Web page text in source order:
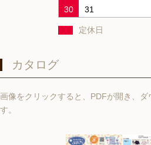
30
31
定休日
カタログ
画像をクリックすると、PDFが開き、
す。